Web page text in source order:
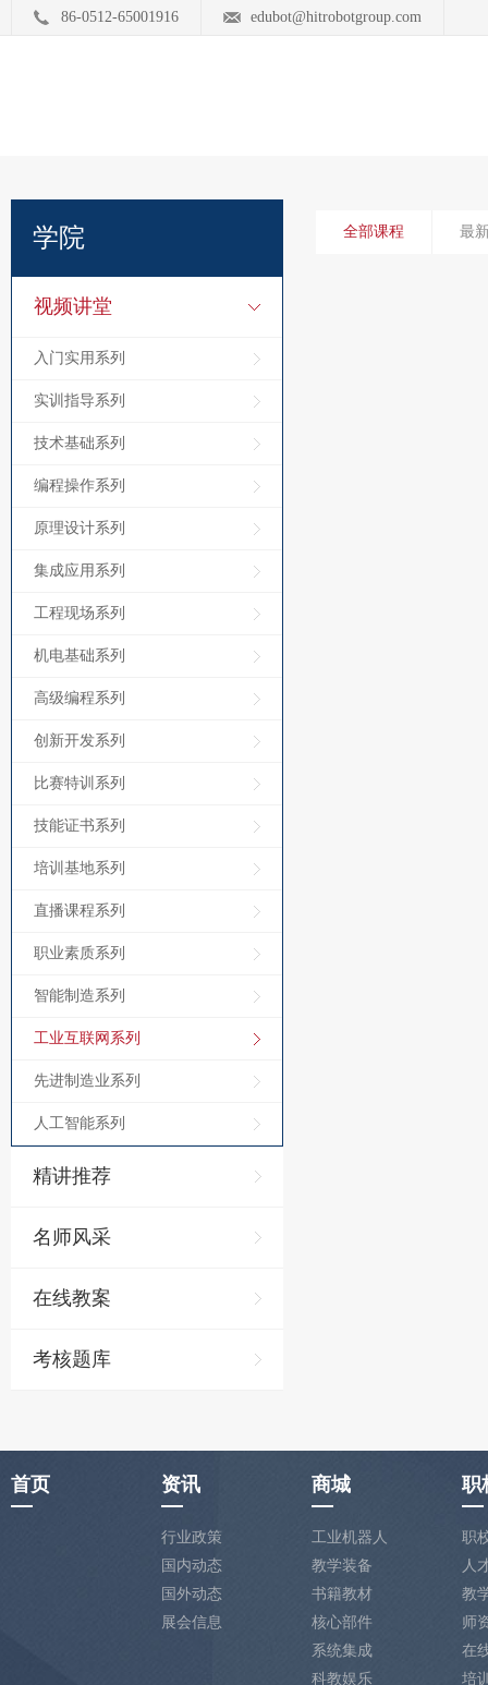
86-0512-65001916 edubot@hitrobotgroup.com
学院
视频讲堂
入门实用系列
实训指导系列
技术基础系列
编程操作系列
原理设计系列
集成应用系列
工程现场系列
机电基础系列
高级编程系列
创新开发系列
比赛特训系列
技能证书系列
培训基地系列
直播课程系列
职业素质系列
智能制造系列
工业互联网系列
先进制造业系列
人工智能系列
精讲推荐
名师风采
在线教案
考核题库
全部课程 最
首页 资讯
行业政策
国内动态
国外动态
展会信息
商城
工业机器人
教学装备
书籍教材
核心部件
系统集成
科教娱乐
职
职
人
教
师
在
培